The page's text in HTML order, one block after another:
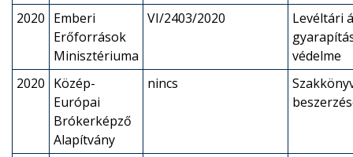
2020 Emberi
Erőforrások
Minisztériuma
VI/2403/2020
Levéltári
védelme
2020 Közép-
Európai
Brókerképző
Alapítvány
nincs